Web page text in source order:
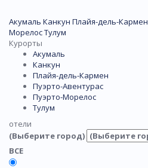
Акумаль Канкун Плайя-дель-Кармен
МорелосТулум
Курорты
Акумаль
Канкун
Плайя-дель-Кармен
Пуэрто-Авентурас
Пуэрто-Морелос
Тулум
отели
(Выберите город)
ВСЕ